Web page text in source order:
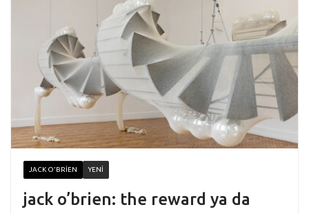
JACK O'BRIEN YENI
jack o’brien: the reward ya da